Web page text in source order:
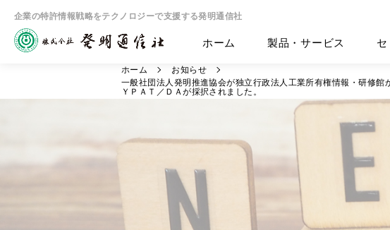
企業の特許情報戦略をテクノロジーで支援する発明通信社
ホーム 製品・サービス
ホーム
お知らせ
一般社団法人発明推進協会が独立行政法人工業所有権情報・研修
ＹＰＡＴ／ＤＡが採択されました。